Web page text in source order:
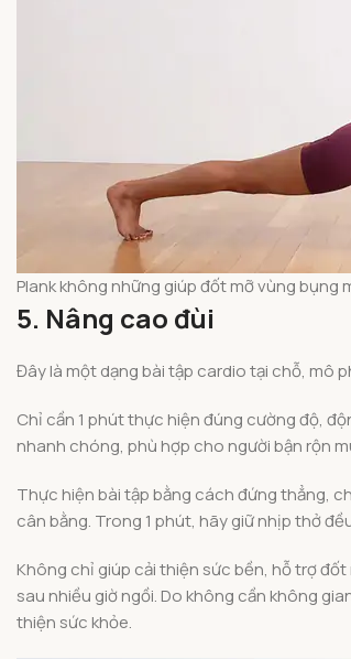
Plank không những giúp đốt mỡ vùng
5. Nâng cao đùi
Đây là một dạng bài tập cardio tại chỗ, mô
Chỉ cần 1 phút thực hiện đúng cường độ,
nhanh chóng, phù hợp cho người bận rộn
Thực hiện bài tập bằng cách đứng thẳng,
cân bằng. Trong 1 phút, hãy giữ nhịp thở
Không chỉ giúp cải thiện sức bền, hỗ trợ
sau nhiều giờ ngồi. Do không cần không
thiện sức khỏe.